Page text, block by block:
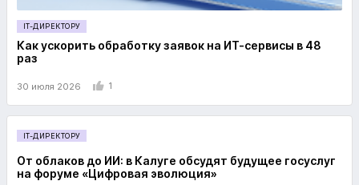
IT-ДИРЕКТОРУ
Как ускорить обработку заявок на ИТ-сервисы в 48
раз
30 июля 2026 1
IT-ДИРЕКТОРУ
От облаков до ИИ: в Калуге обсудят будущее госуслуг
на форуме «Цифровая эволюция»